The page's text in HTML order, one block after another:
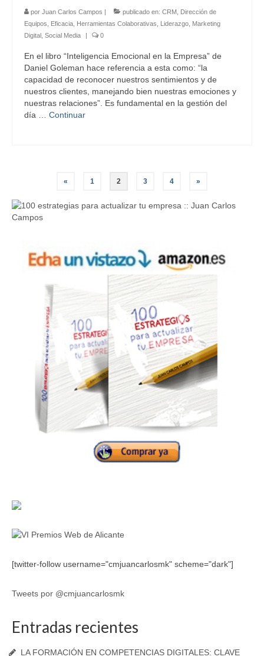
por Juan Carlos Campos | publicado en: CRM Dirección de
Equipos
Eficacia Herramientas Colaborativas Liderazgo Marketing
Digital Social Media | 0
En el libro “Inteligencia Emocional en la Empresa” de
Daniel Goleman hace referencia a esta como: “la
capacidad de reconocer nuestros sentimientos y de
nuestros clientes, manejando bien nuestras emociones y
nuestras relaciones”. Es fundamental en la gestión del
día … Continuar
Paginación
de
entradas
« 1 2 3 4 »
[twitter-follow username="cmjuancarlosmk" scheme="dark"]
Tweets por @cmjuancarlosmk
Entradas recientes
LA FORMACIÓN EN COMPETENCIAS DIGITALES: CLAVE